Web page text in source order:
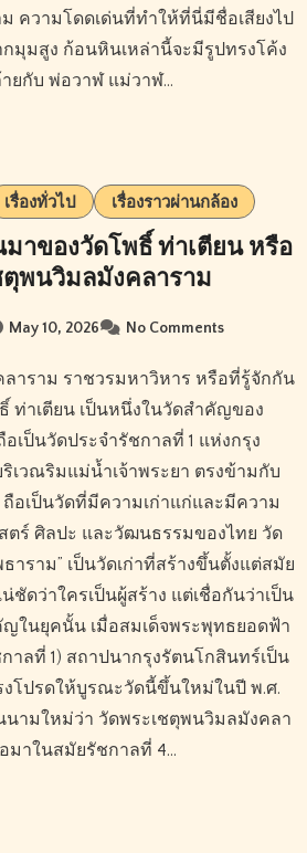
ม ความโดดเด่นที่ทำให้ที่นี่มีชื่อเสียงไป
มุมสูง ก้อนหินเหล่านี้จะมีรูปทรงโค้ง
ยกับ พ่อวาฬ แม่วาฬ…
เรื่องทั่วไป เรื่องราวผ่านกล้อง
าของวัดโพธิ์ ท่าเตียน หรือ
ตุพนวิมลมังคลาราม
May 10, 2026 No Comments
ท่าเตียน เป็นหนึ่งในวัดสำคัญของ
เป็นวัดประจำรัชกาลที่ 1 แห่งกรุง
เวณริมแม่น้ำเจ้าพระยา ตรงข้ามกับ
อเป็นวัดที่มีความเก่าแก่และมีความ
ตร์ ศิลปะ และวัฒนธรรมของไทย วัด
าราม” เป็นวัดเก่าที่สร้างขึ้นตั้งแต่สมัย
ชัดว่าใครเป็นผู้สร้าง แต่เชื่อกันว่าเป็น
ในยุคนั้น เมื่อสมเด็จพระพุทธยอดฟ้า
าลที่ 1) สถาปนากรุงรัตนโกสินทร์เป็น
โปรดให้บูรณะวัดนี้ขึ้นใหม่ในปี พ.ศ.
นามใหม่ว่า วัดพระเชตุพนวิมลมังคลา
มาในสมัยรัชกาลที่ 4…